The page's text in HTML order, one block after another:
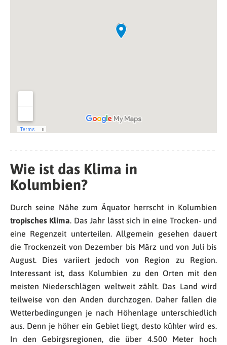
Wie ist das Klima in
Kolumbien?
Durch seine Nähe zum Äquator herrscht in Kolumbien
tropisches Klima. Das Jahr lässt sich in eine Trocken- und
eine Regenzeit unterteilen. Allgemein gesehen dauert
die Trockenzeit von Dezember bis März und von Juli bis
August. Dies variiert jedoch von Region zu Region.
Interessant ist, dass Kolumbien zu den Orten mit den
meisten Niederschlägen weltweit zählt. Das Land wird
teilweise von den Anden durchzogen. Daher fallen die
Wetterbedingungen je nach Höhenlage unterschiedlich
aus. Denn je höher ein Gebiet liegt, desto kühler wird es.
In den Gebirgsregionen, die über 4.500 Meter hoch